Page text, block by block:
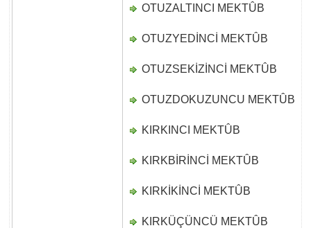
OTUZALTINCI MEKTÛB
OTUZYEDİNCİ MEKTÛB
OTUZSEKİZİNCİ MEKTÛB
OTUZDOKUZUNCU MEKTÛB
KIRKINCI MEKTÛB
KIRKBİRİNCİ MEKTÛB
KIRKİKİNCİ MEKTÛB
KIRKÜÇÜNCÜ MEKTÛB